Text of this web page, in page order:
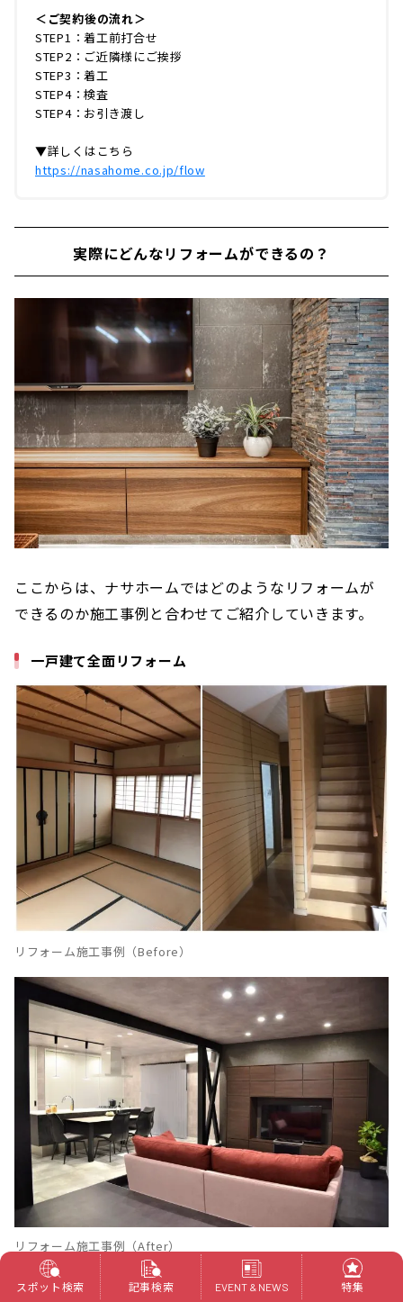
＜ご契約後の流れ＞
STEP1：着工前打合せ
STEP2：ご近隣様にご挨拶
STEP3：着工
STEP4：検査
STEP4：お引き渡し
▼詳しくはこちら
https://nasahome.co.jp/flow
実際にどんなリフォームができるの？
ここからは、ナサホームではどのようなリフォームが
できるのか施工事例と合わせてご紹介していきます。
一戸建て全面リフォーム
リフォーム施工事例（Before）
リフォーム施工事例（After）
スポット検索 記事検索 EVENT & NEWS 特集